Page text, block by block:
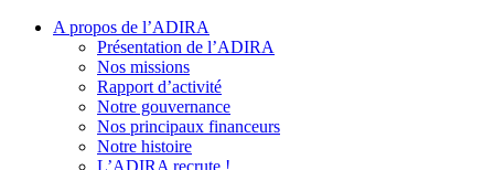
A propos de l’ADIRA
Présentation de l’ADIRA
Nos missions
Rapport d’activité
Notre gouvernance
Nos principaux financeurs
Notre histoire
L’ADIRA recrute !